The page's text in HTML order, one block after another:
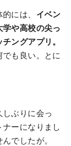
には、 イベン
学や高校の尖っ
ングアプリ。
でも良い。とに
ぶりに会っ
ーになりまし
でしたが。